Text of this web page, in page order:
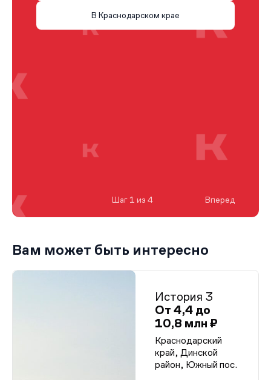
В Краснодарском крае
Шаг 1 из 4 Вперед
Вам может быть интересно
История 3
От 4,4 до
10,8 млн ₽
Краснодарский
край, Динской
район, Южный пос.